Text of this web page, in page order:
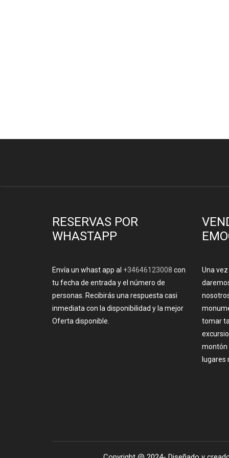
RESERVAS POR
WHASTAPP
Envía un whast app al +34646123008 con
tu fecha de entrada y el número de
personas. Recibirás una respuesta casi
inmediata con la disponibilidad y la mejor
Oferta disponible.
Una
tomar
montón
lugares